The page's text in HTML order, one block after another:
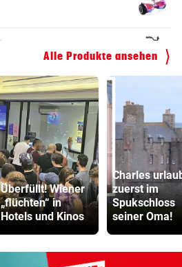
Alle Produkte ansehen
Überfüllt! Wiener
„flüchten“ in
Hotels und Kinos
Charles
zuerst im
Spukschloss
seiner Oma!